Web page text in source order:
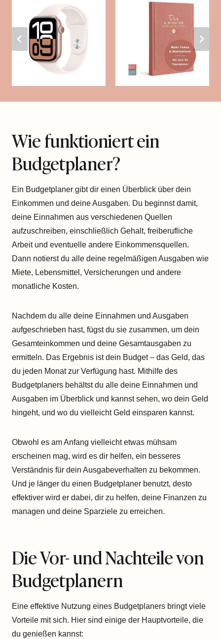
Wie funktioniert ein
Budgetplaner?
Ein Budgetplaner gibt dir einen Überblick über dein
Einkommen und deine Ausgaben. Du beginnst damit,
deine Einnahmen aus verschiedenen Quellen
aufzuschreiben, einschließlich Gehalt, freiberufliche
Arbeit und eventuelle andere Einkommensquellen.
Dann notierst du alle deine regelmäßigen Ausgaben wie
Miete, Lebensmittel, Versicherungen und andere
monatliche Kosten.
Nachdem du alle deine Einnahmen und Ausgaben
aufgeschrieben hast, fügst du sie zusammen, um dein
Gesamteinkommen und deine Gesamtausgaben zu
ermitteln. Das Ergebnis ist dein Budget – das Geld, das
du jeden Monat zur Verfügung hast. Mithilfe des
Budgetplaners behältst du alle deine Einnahmen und
Ausgaben im Überblick und kannst sehen, wo dein Geld
hingeht, und wo du vielleicht Geld einsparen kannst.
Obwohl es am Anfang vielleicht etwas mühsam
erscheinen mag, wird es dir helfen, ein besseres
Verständnis für dein Ausgabeverhalten zu bekommen.
Und je länger du einen Budgetplaner benutzt, desto
effektiver wird er dabei, dir zu helfen, deine Finanzen zu
managen und deine Sparziele zu erreichen.
Die Vor- und Nachteile von
Budgetplanern
Eine effektive Nutzung eines Budgetplaners bringt viele
Vorteile mit sich. Hier sind einige der Hauptvorteile, die
du genießen kannst: